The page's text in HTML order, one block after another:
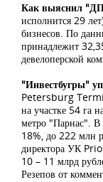
Как выяснил
исполнится 29
бизнесов. По
принадлежит
девелоперской
"Инвестбугры"
Petersburg
на участке 54 га
метро "Парнас". В
18%, до 222 млн
директора УК
10 – 11 млрд
Резепов от